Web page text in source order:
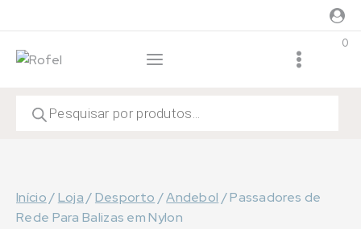
to
content
0
search
Início/Loja /Desporto /Andebol /Passadores de
Rede Para Balizas em Nylon